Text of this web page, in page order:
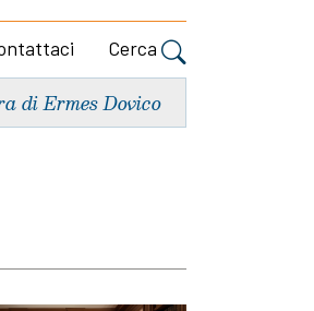
Cerca
di Ermes Dovico